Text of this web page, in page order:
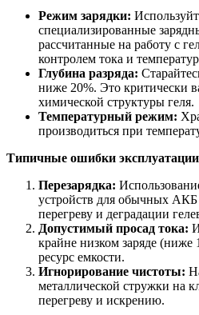
Режим зарядки:
специализированные
рассчитанные на работу с
контролем тока и
Глубина разряда:
ниже 20%. Это критически
химической структуры геля.
Температурный режим:
производиться при
Типичные ошибки
Перезарядка:
устройств для обычных
перегреву и деградации
Допустимый просад тока:
крайне низком заряде (ниже
ресурс емкости.
Игнорирование чистоты:
металлической стружки на
перегреву и искрению.